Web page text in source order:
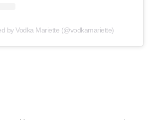
by Vodka Mariette (@vodkamariette)